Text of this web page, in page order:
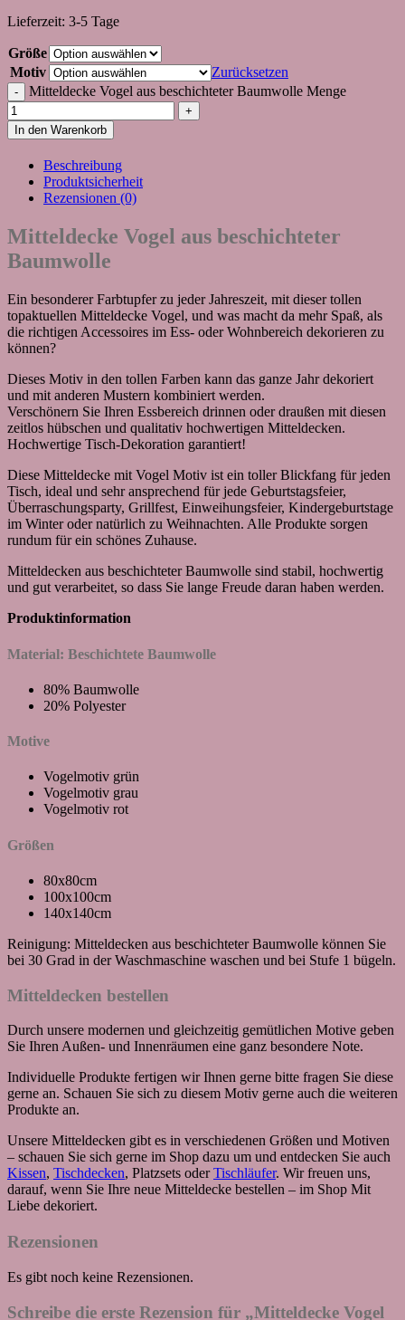
Lieferzeit: 3-5 Tage
Größe
Motiv
Zurücksetzen
Mitteldecke Vogel aus beschichteter Baumwolle Menge
In den Warenkorb
Beschreibung
Produktsicherheit
Rezensionen (0)
Mitteldecke Vogel aus beschichteter
Baumwolle
Ein besonderer Farbtupfer zu jeder Jahreszeit, mit dieser tollen
topaktuellen Mitteldecke Vogel, und was macht da mehr Spaß, als
die richtigen Accessoires im Ess- oder Wohnbereich dekorieren zu
können?
Dieses Motiv in den tollen Farben kann das ganze Jahr dekoriert
und mit anderen Mustern kombiniert werden.
Verschönern Sie Ihren Essbereich drinnen oder draußen mit diesen
zeitlos hübschen und qualitativ hochwertigen Mitteldecken.
Hochwertige Tisch-Dekoration garantiert!
Diese Mitteldecke mit Vogel Motiv ist ein toller Blickfang für jeden
Tisch, ideal und sehr ansprechend für jede Geburtstagsfeier,
Überraschungsparty, Grillfest, Einweihungsfeier, Kindergeburtstage
im Winter oder natürlich zu Weihnachten. Alle Produkte sorgen
rundum für ein schönes Zuhause.
Mitteldecken aus beschichteter Baumwolle sind stabil, hochwertig
und gut verarbeitet, so dass Sie lange Freude daran haben werden.
Produktinformation
Material: Beschichtete Baumwolle
80% Baumwolle
20% Polyester
Motive
Vogelmotiv grün
Vogelmotiv grau
Vogelmotiv rot
Größen
80x80cm
100x100cm
140x140cm
Reinigung: Mitteldecken aus beschichteter Baumwolle können Sie
bei 30 Grad in der Waschmaschine waschen und bei Stufe 1 bügeln.
Mitteldecken bestellen
Durch unsere modernen und gleichzeitig gemütlichen Motive geben
Sie Ihren Außen- und Innenräumen eine ganz besondere Note.
Individuelle Produkte fertigen wir Ihnen gerne bitte fragen Sie diese
gerne an. Schauen Sie sich zu diesem Motiv gerne auch die weiteren
Produkte an.
Unsere Mitteldecken gibt es in verschiedenen Größen und Motiven
– schauen Sie sich gerne im Shop dazu um und entdecken Sie auch
Kissen, Tischdecken, Platzsets oderTischläufer. Wir freuen uns,
darauf, wenn Sie Ihre neue Mitteldecke bestellen – im Shop Mit
Liebe dekoriert.
Rezensionen
Es gibt noch keine Rezensionen.
Schreibe die erste Rezension für „Mitteldecke Vogel